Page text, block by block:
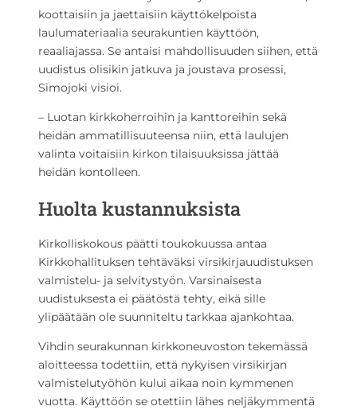
koottaisiin ja jaettaisiin käyttökelpoista
laulumateriaalia seurakuntien käyttöön,
reaaliajassa. Se antaisi mahdollisuuden siihen, että
uudistus olisikin jatkuva ja joustava prosessi,
Simojoki visioi.
– Luotan kirkkoherroihin ja kanttoreihin sekä
heidän ammatillisuuteensa niin, että laulujen
valinta voitaisiin kirkon tilaisuuksissa jättää
heidän kontolleen.
Huolta kustannuksista
Kirkolliskokous päätti toukokuussa antaa
Kirkkohallituksen tehtäväksi virsikirjauudistuksen
valmistelu- ja selvitystyön. Varsinaisesta
uudistuksesta ei päätöstä tehty, eikä sille
ylipäätään ole suunniteltu tarkkaa ajankohtaa.
Vihdin seurakunnan kirkkoneuvoston tekemässä
aloitteessa todettiin, että nykyisen virsikirjan
valmistelutyöhön kului aikaa noin kymmenen
vuotta. Käyttöön se otettiin lähes neljäkymmentä